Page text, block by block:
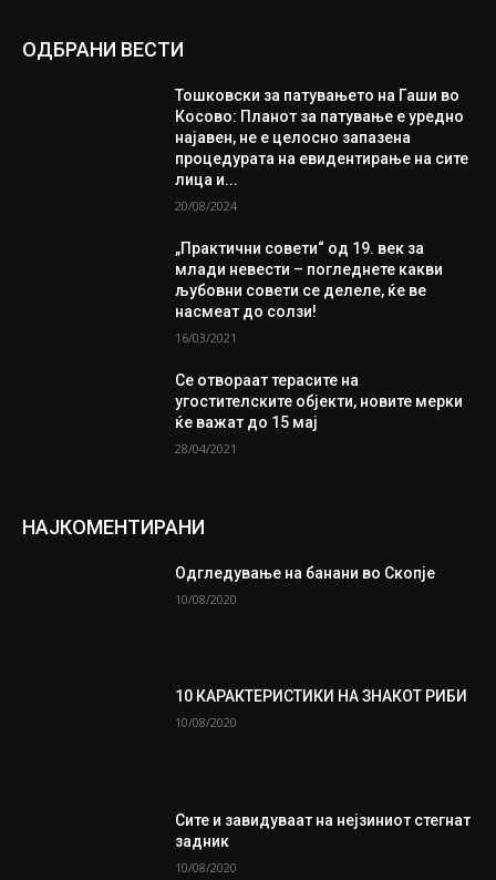
ОДБРАНИ ВЕСТИ
Тошковски за патувањето на Гаши во
Косово: Планот за патување е уредно
најавен, не е целосно запазена
процедурата на евидентирање на сите
лица и...
20/08/2024
„Практични совети“ од 19. век за
млади невести – погледнете какви
љубовни совети се делеле, ќе ве
насмеат до солзи!
16/03/2021
Се отвораат терасите на
угостителските објекти, новите мерки
ќе важат до 15 мај
28/04/2021
НАЈКОМЕНТИРАНИ
Одгледување на банани во Скопје
10/08/2020
10 КАРАКТЕРИСТИКИ НА ЗНАКОТ РИБИ
10/08/2020
Сите и завидуваат на нејзиниот стегнат
задник
10/08/2020